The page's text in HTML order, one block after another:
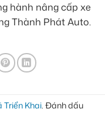
hành nâng cấp xe
Thành Phát Auto.
Triển Khai. Đánh dấu